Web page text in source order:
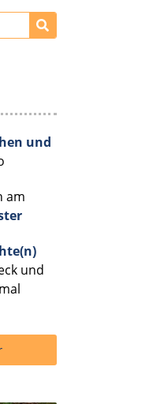
und
am
und